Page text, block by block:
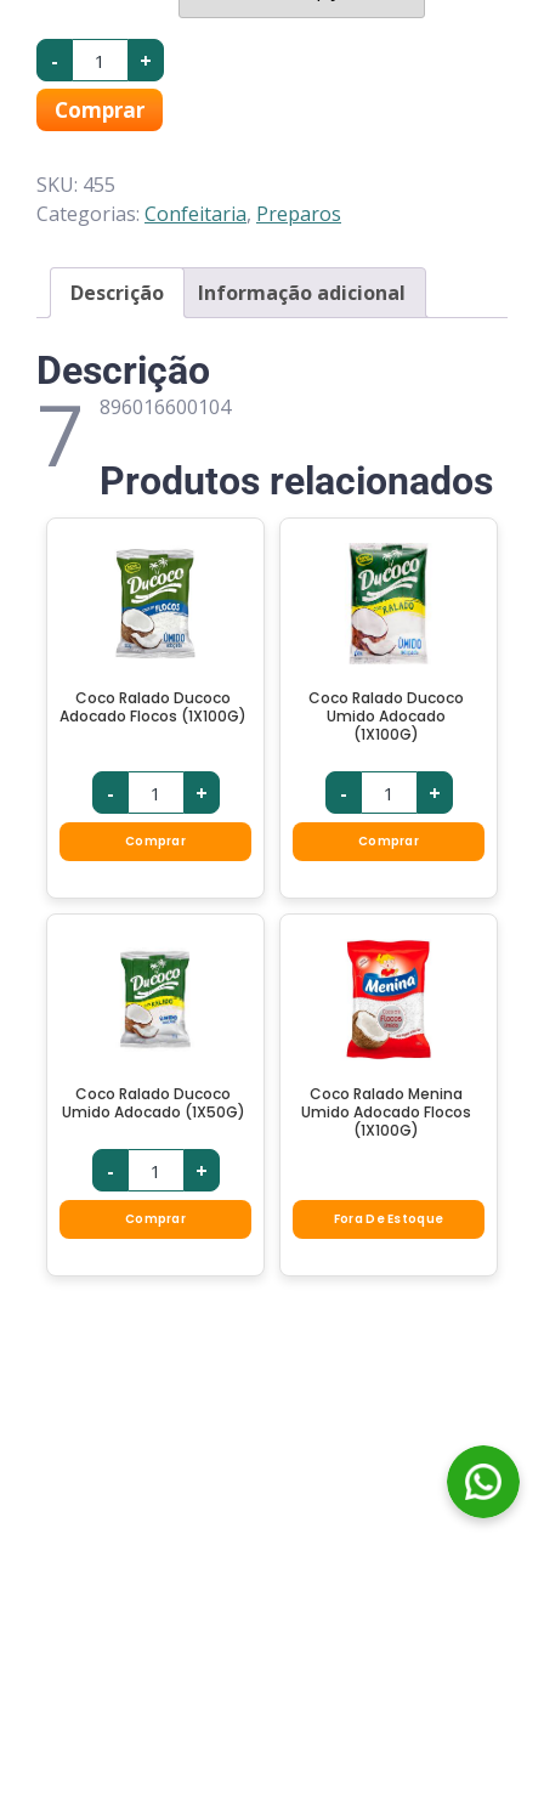
- +
Comprar
SKU: 455
Categorias: Confeitaria, Preparos
Descrição Informação adicional
Descrição
7 896016600104
Produtos relacionados
Coco Ralado Ducoco
Adocado Flocos (1X100G)
- +
Comprar
Coco Ralado Ducoco
Umido Adocado
(1X100G)
- +
Comprar
Coco Ralado Ducoco
Umido Adocado (1X50G)
- +
Comprar
Coco Ralado Menina
Umido Adocado Flocos
(1X100G)
Fora De Estoque